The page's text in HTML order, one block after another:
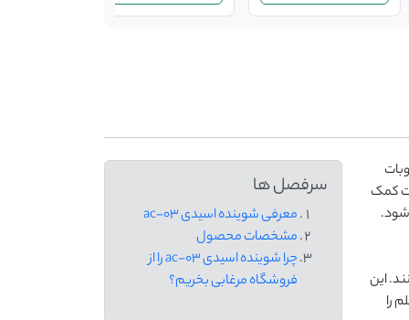
کمک
این
را
سرفصل ها
معرفی شوینده اسیدی ac-03
مشخصات محصول
چرا شوینده اسیدی ac-03 را از
فروشگاه مرغابی بخریم؟